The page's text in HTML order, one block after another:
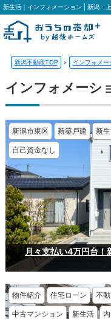
新生活｜インフォメーション | 新潟・
新潟不動産TOP > インフォメー
インフォメーシ
新潟市東区 新築戸建 新
自己資金なし
月々支払い4万円台！
物件紹介 住宅ローン 不
中古マンション 新生活